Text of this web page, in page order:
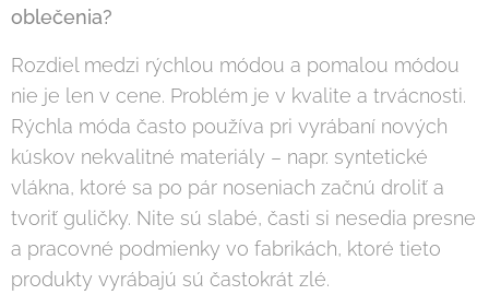
oblečenia?
Rozdiel medzi rýchlou módou a pomalou módou
nie je len v cene. Problém je v kvalite a trvácnosti.
Rýchla móda často používa pri vyrábaní nových
kúskov nekvalitné materiály – napr. syntetické
vlákna, ktoré sa po pár noseniach začnú droliť a
tvoriť guličky. Nite sú slabé, časti si nesedia presne
a pracovné podmienky vo fabrikách, ktoré tieto
produkty vyrábajú sú častokrát zlé.